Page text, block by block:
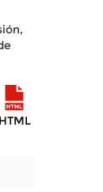
HTML